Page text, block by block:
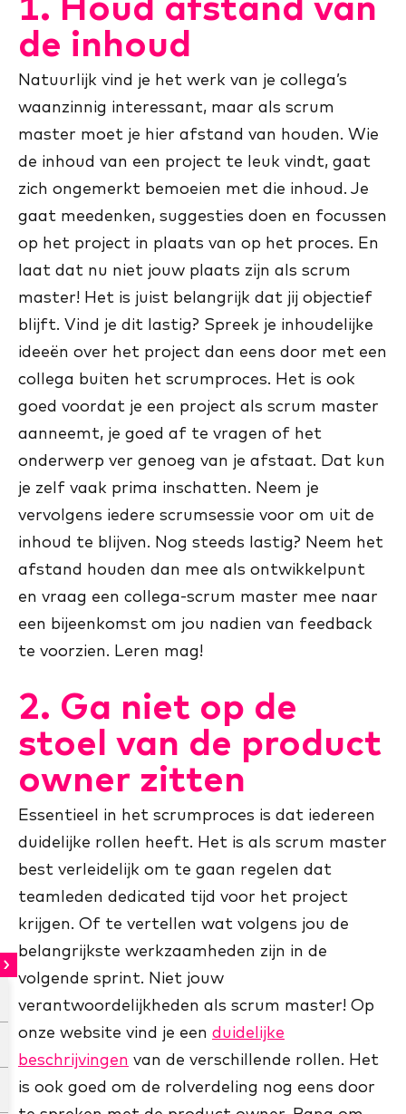
de inhoud
Natuurlijk vind je het werk van je collega’s
waanzinnig interessant, maar als scrum
master moet je hier afstand van houden. Wie
de inhoud van een project te leuk vindt, gaat
zich ongemerkt bemoeien met die inhoud. Je
gaat meedenken, suggesties doen en focussen
op het project in plaats van op het proces. En
laat dat nu niet jouw plaats zijn als scrum
master! Het is juist belangrijk dat jij objectief
blijft. Vind je dit lastig? Spreek je inhoudelijke
ideeën over het project dan eens door met een
collega buiten het scrumproces. Het is ook
goed voordat je een project als scrum master
aanneemt, je goed af te vragen of het
onderwerp ver genoeg van je afstaat. Dat kun
je zelf vaak prima inschatten. Neem je
vervolgens iedere scrumsessie voor om uit de
inhoud te blijven. Nog steeds lastig? Neem het
afstand houden dan mee als ontwikkelpunt
en vraag een collega-scrum master mee naar
een bijeenkomst om jou nadien van feedback
te voorzien. Leren mag!
2. Ga niet op de
stoel van de product
owner zitten
Essentieel in het scrumproces is dat iedereen
duidelijke rollen heeft. Het is als scrum master
best verleidelijk om te gaan regelen dat
teamleden dedicated tijd voor het project
krijgen. Of te vertellen wat volgens jou de
belangrijkste werkzaamheden zijn in de
volgende sprint. Niet jouw
verantwoordelijkheden als scrum master! Op
onze website vind je een duidelijke
beschrijvingen van de verschillende rollen. Het
is ook goed om de rolverdeling nog eens door